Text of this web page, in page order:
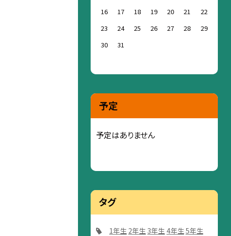
16
17 18 19 20 21
22
23
24 25 26 27 28
29
30
31
予定
予定はありません
タグ
1年生 2年生 3年生 4年生 5年生